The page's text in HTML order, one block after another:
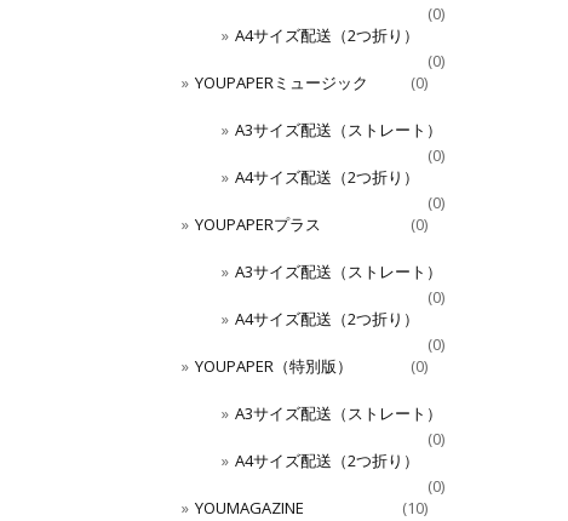
(0)
A4サイズ配送（2つ折り）
(0)
YOUPAPERミュージック
(0)
A3サイズ配送（ストレート）
(0)
A4サイズ配送（2つ折り）
(0)
YOUPAPERプラス
(0)
A3サイズ配送（ストレート）
(0)
A4サイズ配送（2つ折り）
(0)
YOUPAPER（特別版）
(0)
A3サイズ配送（ストレート）
(0)
A4サイズ配送（2つ折り）
(0)
YOUMAGAZINE
(10)